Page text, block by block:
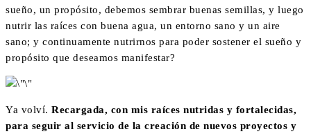
sueño, un propósito, debemos sembrar buenas semillas, y luego
nutrir las raíces con buena agua, un entorno sano y un aire
sano; y continuamente nutrirnos para poder sostener el sueño y
propósito que deseamos manifestar?
Ya volví. Recargada, con mis raíces nutridas y fortalecidas,
para seguir al servicio de la creación de nuevos proyectos y